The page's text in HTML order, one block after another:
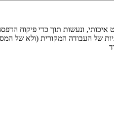
איכותי, ונעשות תוך כדי פיקוח
של העבודה המקורית (ולא של